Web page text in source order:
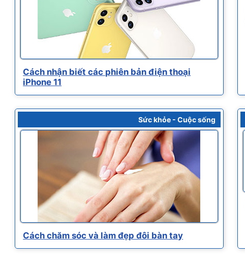
Cách nhận biết các phiên bản điện thoại
iPhone 11
Sức khỏe - Cuộc sống
Cách chăm sóc và làm đẹp đôi bàn tay